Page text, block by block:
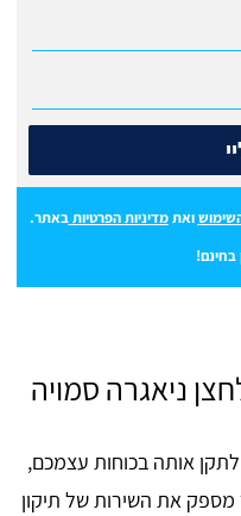
ואתמדיניות הפרטיות באתר.
בחינם!
ניאגרה סמויה
אותה בכוחות עצמכם,
מספק את השירות של תיקון